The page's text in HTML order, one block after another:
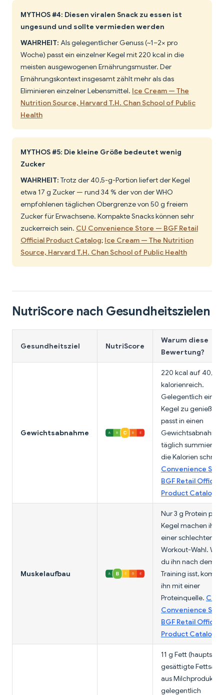
MYTHOS #4: Diesen viralen Snack zu essen ist
ungesund und sollte vermieden werden
WAHRHEIT: Als gelegentlicher Genuss (~1–2× pro
Woche) passt ein einzelner Kegel mit 220 kcal in die
meisten ausgewogenen Ernährungsmuster. Der
Ernährungskontext insgesamt zählt mehr als das
Eliminieren einzelner Lebensmittel. Ice Cream — The
Nutrition Source, Harvard T.H. Chan School of Public
Health
MYTHOS #5: Die kleine Größe bedeutet wenig
Zucker
WAHRHEIT: Trotz der 40,5-g-Portion liefert der Kegel
etwa 17 g Zucker — rund 34 % der von der WHO
empfohlenen täglichen Obergrenze von 50 g freiem
Zucker für Erwachsene. Kompakte Snacks können sehr
zuckerreich sein. CU Convenience Store — BGF Retail
Official Product Catalog; Ice Cream — The Nutrition
Source, Harvard T.H. Chan School of Public Health
NutriScore nach Gesundheitszielen
Gesundheitsziel NutriScore
Warum diese
Bewertung?
Gewichtsabnahme
220 kcal auf 40,5 g
kalorienreich.
Gelegentlich einen
Kegel zu genießen
passt in einen
täglich summieren
die Kalorien
Convenience
BGF Retail Official
Product Catalog
Muskelaufbau
Nur 3 g Protein pro
Kegel machen ihn
einer schlechten
Workout-Wahl.
du ihn nach dem
Training isst,
ihn mit einer
Proteinquelle. CU
Convenience
BGF Retail Official
Product Catalog
11 g Fett
gesättigte
aus
gelegentlich